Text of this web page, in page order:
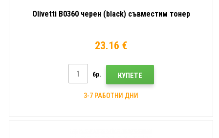
Olivetti B0360 черен (black) съвместим тонер
23.16 €
бр. КУПЕТЕ
3-7 РАБОТНИ ДНИ